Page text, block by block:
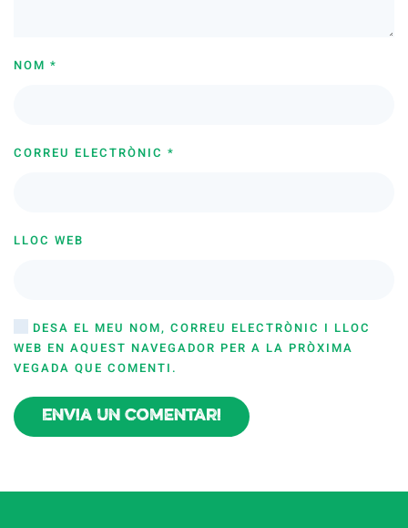
NOM *
CORREU ELECTRÒNIC *
LLOC WEB
DESA EL MEU NOM, CORREU ELECTRÒNIC I LLOC
WEB EN AQUEST NAVEGADOR PER A LA PRÒXIMA
VEGADA QUE COMENTI.
Envia un comentari